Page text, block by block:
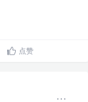
点赞